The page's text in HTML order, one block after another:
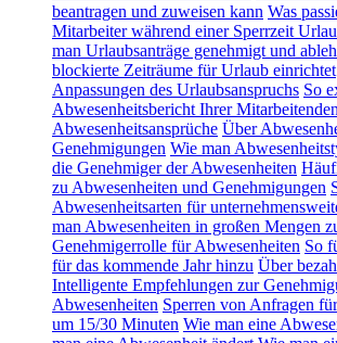
beantragen und zuweisen kann Was
Mitarbeiter während einer Sperrzeit
man Urlaubsanträge genehmigt und
blockierte Zeiträume für Urlaub einrichtet
Anpassungen des Urlaubsanspruchs So
Abwesenheitsbericht Ihrer Mitarbeitenden
Abwesenheitsansprüche Über
Genehmigungen Wie man
die Genehmiger der Abwesenheiten
zu Abwesenheiten und Genehmigungen
Abwesenheitsarten für
man Abwesenheiten in großen Mengen
Genehmigerrolle für Abwesenheiten So
für das kommende Jahr hinzu Über
Intelligente Empfehlungen zur
Abwesenheiten Sperren von Anfragen
um 15/30 Minuten Wie man eine